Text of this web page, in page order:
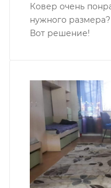
Ковер очень
нужного
Вот решение!